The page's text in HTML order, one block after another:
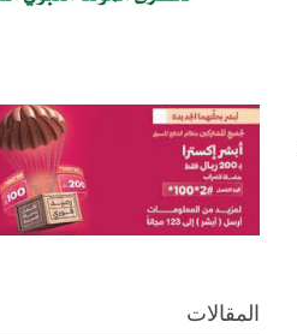
المقالات